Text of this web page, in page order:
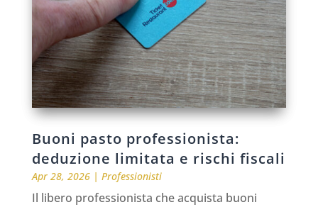
Buoni pasto professionista:
deduzione limitata e rischi fiscali
Apr 28, 2026| Professionisti
Il libero professionista che acquista buoni